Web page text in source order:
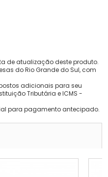
de atualização deste produto.
do Rio Grande do Sul, com
adicionais para seu
Tributária e ICMS -
para pagamento antecipado.